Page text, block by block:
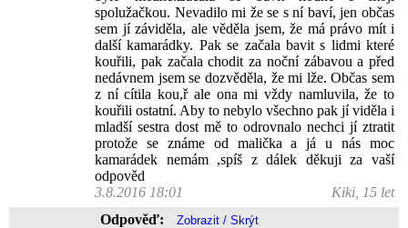
spolužačkou. Nevadilo mi že se s ní baví, jen občas
sem jí záviděla, ale věděla jsem, že má právo mít i
další kamarádky. Pak se začala bavit s lidmi které
kouřili, pak začala chodit za noční zábavou a před
nedávnem jsem se dozvěděla, že mi lže. Občas sem
z ní cítila kou,ř ale ona mi vždy namluvila, že to
kouřili ostatní. Aby to nebylo všechno pak jí viděla i
mladší sestra dost mě to odrovnalo nechci jí ztratit
protože se známe od malička a já u nás moc
kamarádek nemám ,spíš z dálek děkuji za vaší
odpověd
3.8.2016 18:01
Kiki, 15 let
Odpověď: